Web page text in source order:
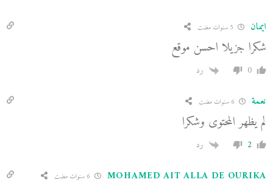
ايمان
شكرا جزيلا احسن موقع
0 رد
نعمة
لم يظهر المحتوى وشكرا
2 رد
MOHAMED AIT ALLA DE OURIKA